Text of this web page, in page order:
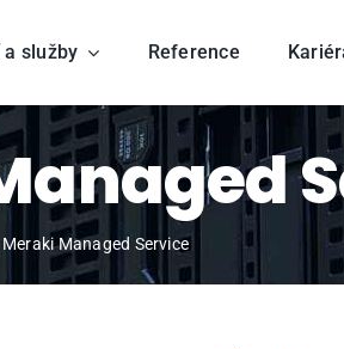
a služby Reference
Managed Service